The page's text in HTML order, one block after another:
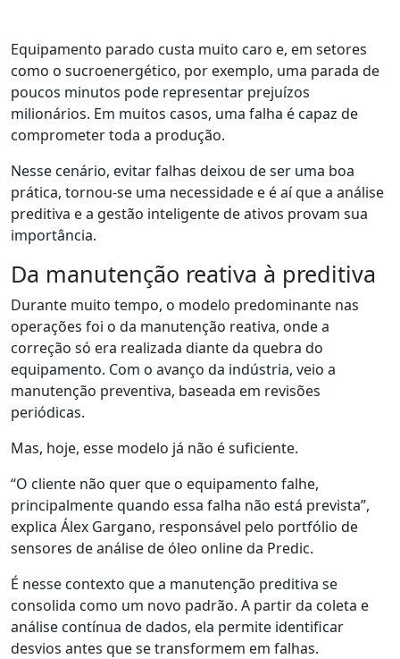
Equipamento parado custa muito caro e, em setores
como o sucroenergético, por exemplo, uma parada de
poucos minutos pode representar prejuízos
milionários. Em muitos casos, uma falha é capaz de
comprometer toda a produção.
Nesse cenário, evitar falhas deixou de ser uma boa
prática, tornou-se uma necessidade e é aíque a análise
preditiva e a gestão inteligente de ativos provam sua
importância.
Da manutenção reativa à preditiva
Durante muito tempo, o modelo predominante nas
operações foi o da manutenção reativa, ondea
correção só era realizada diante da quebra do
equipamento. Com o avanço da indústria, veio a
manutenção preventiva, baseada em revisões
periódicas.
Mas, hoje, esse modelo já não é suficiente.
“O cliente não querque o equipamento falhe,
principalmente quando essa falha não está prevista”,
explica Álex Gargano, responsável pelo portfólio de
sensores de análise de óleo online da Predic.
É nesse contexto que a manutenção preditiva se
consolida como um novo padrão. A partir da coleta e
análise contínua de dados, ela permite identificar
desvios antes que se transformem em falhas.